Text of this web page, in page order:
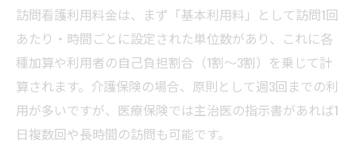
医療保険と介護保険で異なる訪問看護の負担額
訪問看護ステーション利用時の保険選択ポ
イント
医療保険と介護保険で変わる訪問看護利用
料金
訪問看護利用料金は、まず「基本利用料」として訪問1回
あたり・時間ごとに設定された単位数があり、これに各
種加算や利用者の自己負担割合（1割〜3割）を乗じて計
算されます。介護保険の場合、原則として週3回までの利
用が多いですが、医療保険では主治医の指示書があれば1
日複数回や長時間の訪問も可能です。